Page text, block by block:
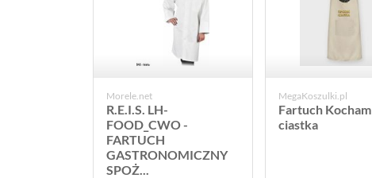
Morele.net
R.E.I.S. LH-
FOOD_CWO -
FARTUCH
GASTRONOMICZNY
SPOŻ...
MegaKoszulki.pl
Fartuch Kocham
ciastka